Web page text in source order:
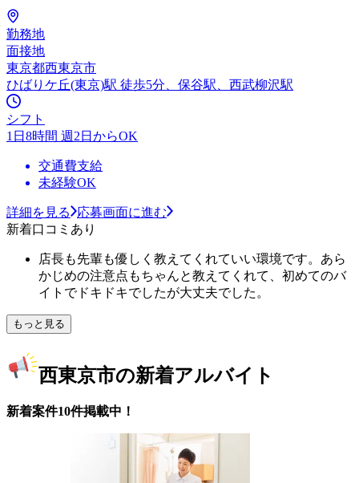
勤務地
面接地
東京都西東京市
ひばりケ丘(東京)駅 徒歩5分、保谷駅、西武柳沢駅
シフト
1日8時間 週2日からOK
交通費支給
未経験OK
詳細を見る
応募画面に進む
新着口コミあり
店長も先輩も優しく教えてくれていい環境です。あら
かじめの注意点もちゃんと教えてくれて、初めてのバ
イトでドキドキでしたが大丈夫でした。
もっと見る
西東京市の新着アルバイト
新着案件10件掲載中！